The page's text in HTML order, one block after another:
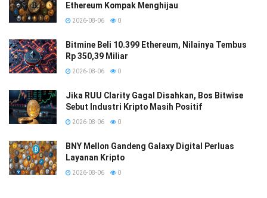
Ethereum Kompak Menghijau
2026-08-06 0
Bitmine Beli 10.399 Ethereum, Nilainya Tembus
Rp 350,39 Miliar
2026-08-06 0
Jika RUU Clarity Gagal Disahkan, Bos Bitwise
Sebut Industri Kripto Masih Positif
2026-08-06 0
BNY Mellon Gandeng Galaxy Digital Perluas
Layanan Kripto
2026-08-06 0